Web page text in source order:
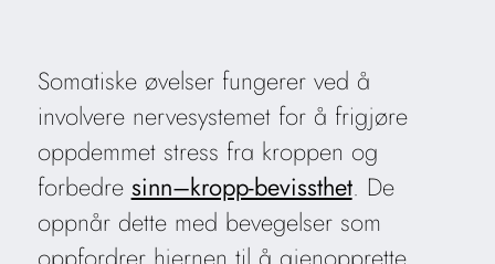
Somatiske øvelser fungerer ved å
involvere nervesystemet for å frigjøre
oppdemmet stress fra kroppen og
forbedre sinn–kropp-bevissthet. De
oppnår dette med bevegelser som